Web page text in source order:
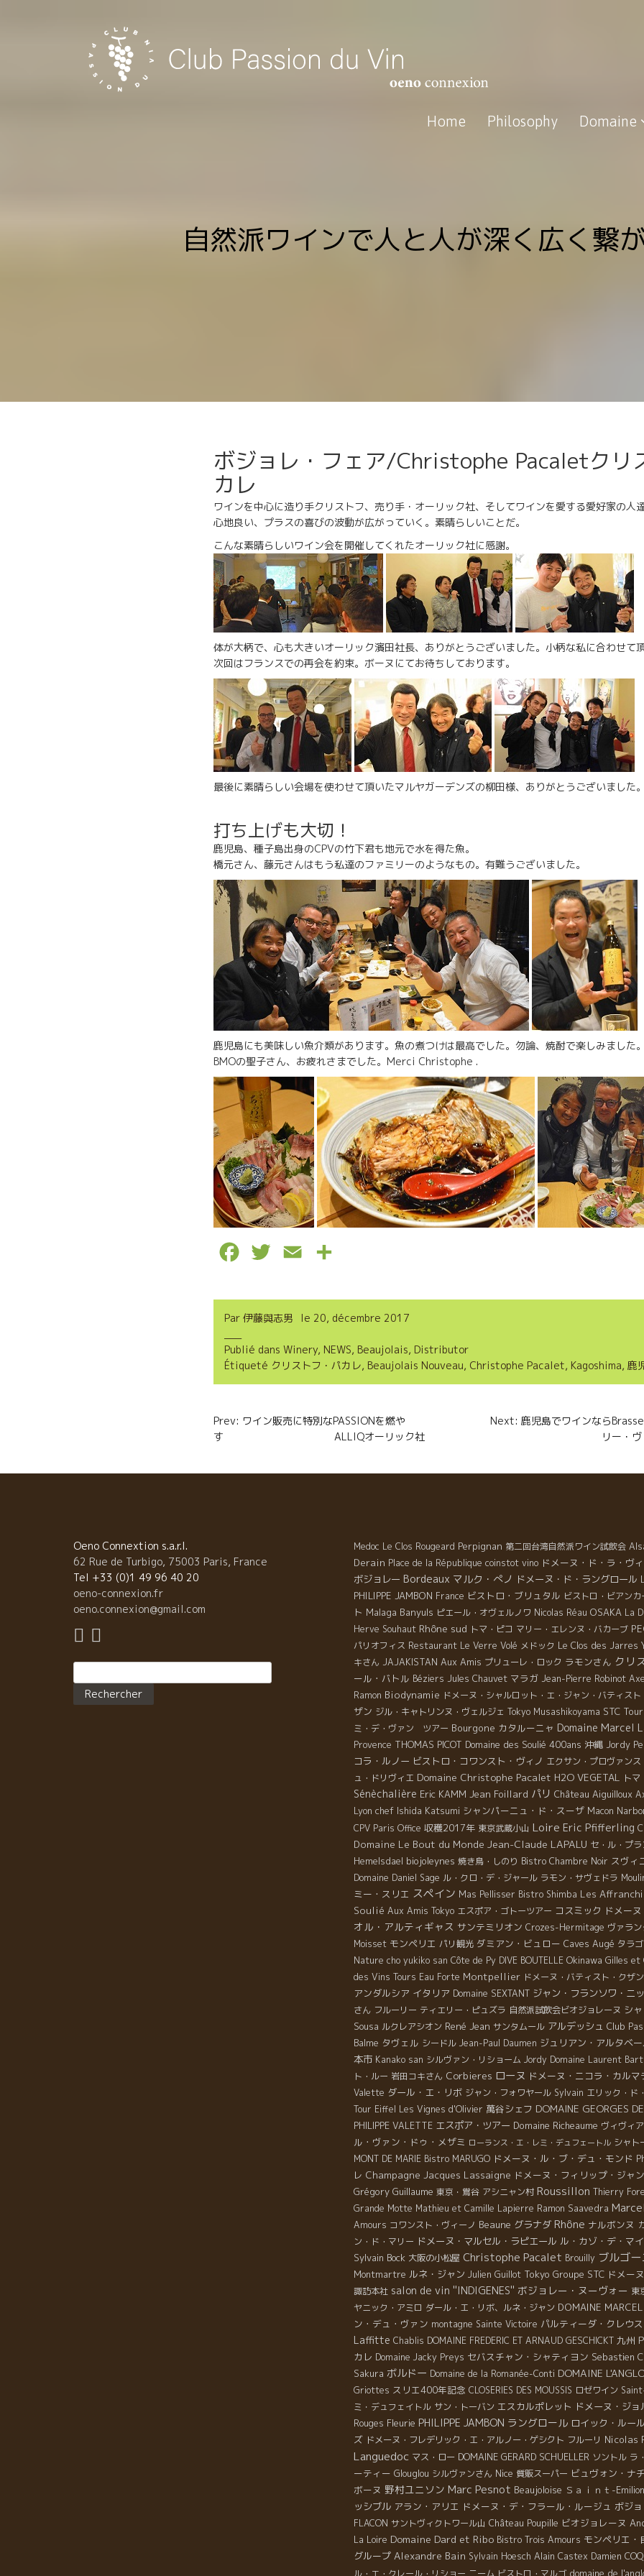
Home Philosophy Domaine
自然派ワインで人と人が深く広く繋
ボジョレ・フェア/Christophe Pacaletクリ
カレ
ワインを中心に造り手クリストフ、売り手・オーリック社、そしてワインを愛する愛好家の人
心地良い、プラスの喜びの波動が広がっていく。素晴らしいことだ。
こんな素晴らしいワイン会を開催してくれたオーリック社に感謝。
体が大柄で、心も大きいオーリック濱田社長、ありがとうございました。小柄な私に合わせて
次回はフランスでの再会を約束。ボーヌにてお待ちしております。
最後に素晴らしい会場を使わせて頂いたマルヤガーデンズの柳田様、ありがとうございました
打ち上げも大切！
鹿児島、種子島出身のCPVの竹下君も地元で水を得た魚。
橋元さん、藤元さんはもう私達のファミリーのようなもの。有難うございました。
鹿児島にも美味しい魚介類があります。魚の煮つけは最高でした。勿論、焼酎で楽しみました
BMOの聖子さん、お疲れさまでした。Merci Christophe .
c
b
o
i
t
e
a
l
r
a
g
r
Par 伊藤與志男 le 20, décembre 2017
Publié dans Winery, NEWS, Beaujolais, Distributor
Étiqueté クリストフ・パカレ, Beaujolais Nouveau, Christophe Pacalet, Kagoshima, 鹿
Navigation
de
l’article
Prev: ワイン販売に特別なPASSIONを燃や
す ALLIQオーリック社
Next: 鹿児島でワインなら
リー・
Oeno Connextion s.a.r.l.
62 Rue de Turbigo, 75003 Paris, France
Tel +33 (0)1 49 96 40 20
oeno-connexion.fr
oeno.connexion@gmail.com
Medoc Le Clos Rougeard Perpignan 第二回台湾自然派ワイン試飲会
Derain Place de la République coinstot vino ドメーヌ・ド・ラ・ヴ
ボジョレー Bordeaux マルク・ぺノ ドメーヌ・ド・ラングロール
PHILIPPE JAMBON France ビストロ・ブリュタル ビストロ・ビアンカ
ト Malaga Banyuls ピエール・オヴェルノワ Nicolas Réau OSAKA La
Herve Souhaut Rhône sud トマ・ピコ マリー・エレンヌ・バカーブ
パリオフィス Restaurant Le Verre Volé メドック Le Clos des Jarres
キさん JAJAKISTAN Aux Amis プリューレ・ロック ラモンさん クリ
ール・バトル Béziers Jules Chauvet マラガ Jean-Pierre Robinot
Ramon Biodynamie ドメーヌ・シャルロット・エ・ジャン・バティスト
ザン ジル・キャトリンヌ・ヴェルジェ Tokyo Musashikoyama STC
ミ・デ・ヴァン ツアー Bourgone カタルーニャ Domaine Marcel
Provence THOMAS PICOT Domaine des Soulié 400ans 沖縄 Jordy
コラ・ルノー ビストロ・コワンスト・ヴィノ エクサン・プロヴァンス
ュ・ドリヴィエ Domaine Christophe Pacalet H2O VEGETAL ト
Sénèchalière Eric KAMM Jean Foillard パリ Château Aiguilloux
Lyon chef Ishida Katsumi シャンパーニュ・ド・スーザ Macon
CPV Paris Office 収穫2017年 東京武蔵小山 Loire Eric Pfifferling
Domaine Le Bout du Monde Jean-Claude LAPALU セ・ル・プ
Hemelsdael biojoleynes 焼き鳥・しのり Bistro Chambre Noir スヴィ
Domaine Daniel Sage ル・クロ・デ・ジャール ラモン・サヴェドラ
ミー・スリエ スペイン Mas Pellisser Bistro Shimba Les
Soulié Aux Amis Tokyo エスポア・ゴトーツアー コスミック ドメー
オル・アルティギャス サンテミリオン Crozes-Hermitage ヴァラ
Moisset モンペリエ パリ観光 ダミアン・ビュロー Caves Augé タラ
Nature cho yukiko san Côte de Py DIVE BOUTELLE Okinawa Gilles et
des Vins Tours Eau Forte Montpellier ドメーヌ・バティスト・クザン
アンダルシア イタリア Domaine SEXTANT ジャン・フランソワ・ニ
さん フルーリー ティエリー・ピュズラ 自然派試飲会ビオジョレーヌ シ
Sousa ルクレアシオン René Jean サンタムール アルデッシュ Club
Balme タヴェル シードル Jean-Paul Daumen ジュリアン・アルタベ
本市 Kanako san シルヴァン・リショーム Jordy Domaine Laurent
ト・ルー 岩田コキさん Corbieres ローヌ ドメーヌ・ニコラ・カルマ
Valette ダール・エ・リボ ジャン・フォワヤール Sylvain エリック・ド
Tour Eiffel Les Vignes d'Olivier 萬谷シェフ DOMAINE GEORGES
PHILIPPE VALETTE エスポア・ツアー Domaine Richeaume ヴィヴィ
ル・ヴァン・ドゥ・メザミ ローランス・エ・レミ・デュフェートル シャト
MONT DE MARIE Bistro MARUGO ドメーヌ・ル・ブ・デュ・モンド
レ Champagne Jacques Lassaigne ドメーヌ・フィリップ・ジャ
Grégory Guillaume 東京・鴬谷 アシニャン村 Roussillon Thierry
Grande Motte Mathieu et Camille Lapierre Ramon Saavedra
Amours コワンスト・ヴィーノ Beaune グラナダ Rhône ナルボンヌ
ン・ド・マリー ドメーヌ・マルセル・ラピエール ル・カゾ・デ・マ
Sylvain Bock 大阪の小松屋 Christophe Pacalet Brouilly ブルゴ
Montmartre ルネ・ジャン Julien Guillot Tokyo Groupe STC ドメー
諏訪本社 salon de vin ''INDIGENES'' ボジョレー・ヌーヴォー 東
ヤニック・アミロ ダール・エ・リボ、ルネ・ジャン DOMAINE
ン・デュ・ヴァン montagne Sainte Victoire パルティーダ・クレウス
Laffitte Chablis DOMAINE FREDERIC ET ARNAUD GESCHICKT 九州
カレ Domaine Jacky Preys セバスチャン・シャティヨン Sebastien
Sakura ボルドー Domaine de la Romanée-Conti DOMAINE
Griottes スリエ400年記念 CLOSERIES DES MOUSSIS ロゼワイン
ミ・デュフェイトル サン・トーバン エスカルポレット ドメーヌ・ジ
Rouges Fleurie PHILIPPE JAMBON ラングロール ロイック・ルー
ズ ドメーヌ・フレデリック・エ・アルノー・ゲシクト フルーリ Nicolas
Languedoc マス・ロー DOMAINE GERARD SCHUELLER ソントル ラ
ーティー Glouglou シルヴァンさん Nice 質販スーパー ビュヴォン・ナ
ボーヌ 野村ユニソン Marc Pesnot Beaujoloise Ｓａｉｎｔ-Emilion
ッシブル アラン・アリエ ドメーヌ・デ・フラール・ルージュ ボジ
FLACON サントヴィクトワール山 Château Poupille ビオジョレーヌ
La Loire Domaine Dard et Ribo Bistro Trois Amours モンペリエ・
グループ Alexandre Bain Sylvain Hoesch Alain Castex Damien
domaine de